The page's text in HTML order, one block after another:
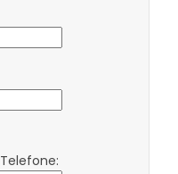
Telefone: